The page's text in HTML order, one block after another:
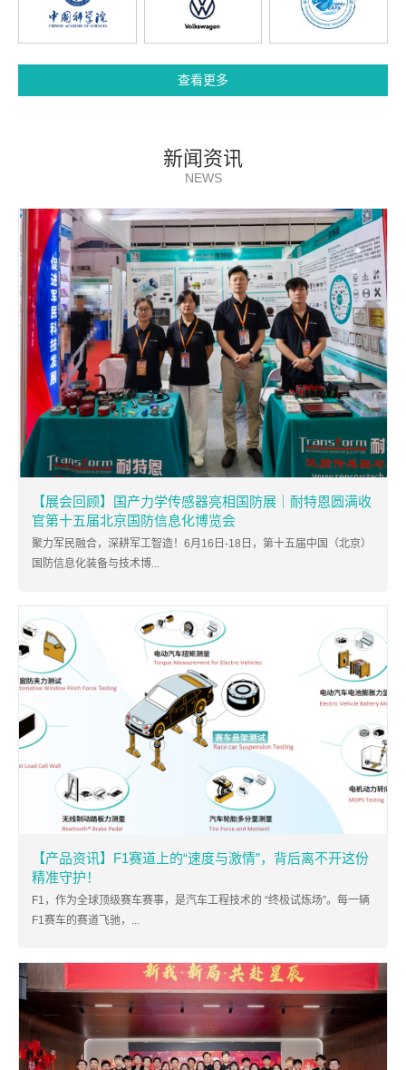
查看更多
新闻资讯
NEWS
【展会回顾】国产力学传感器亮相国防展｜耐特恩圆满收
官第十五届北京国防信息化博览会
聚力军民融合，深耕军工智造！6月16日-18日，第十五届中国（北京）
国防信息化装备与技术博...
【产品资讯】F1赛道上的“速度与激情”，背后离不开这份
精准守护！
F1，作为全球顶级赛车赛事，是汽车工程技术的 “终极试炼场”。每一辆
F1赛车的赛道飞驰，...